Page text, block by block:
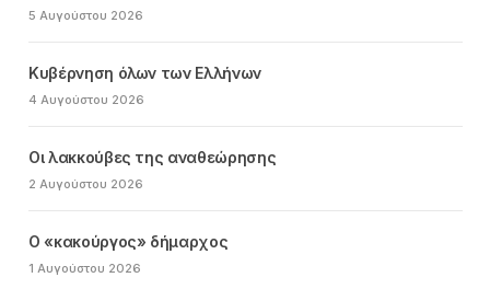
5 Αυγούστου 2026
Κυβέρνηση όλων των Ελλήνων
4 Αυγούστου 2026
Οι λακκούβες της αναθεώρησης
2 Αυγούστου 2026
Ο «κακούργος» δήμαρχος
1 Αυγούστου 2026